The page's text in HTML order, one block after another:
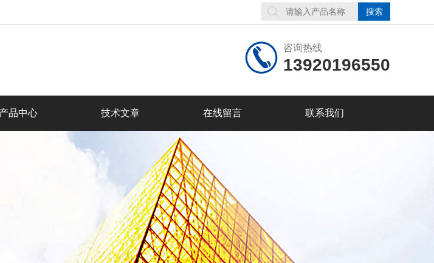
咨询热线
13920196550
产品中心 技术文章 在线留言 联系我们